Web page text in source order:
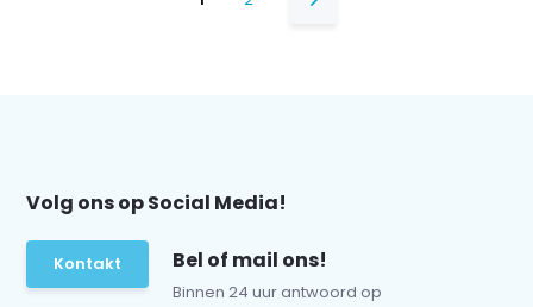
Volg ons op Social Media!
Kontakt Bel of mail ons!
Binnen 24 uur antwoord op